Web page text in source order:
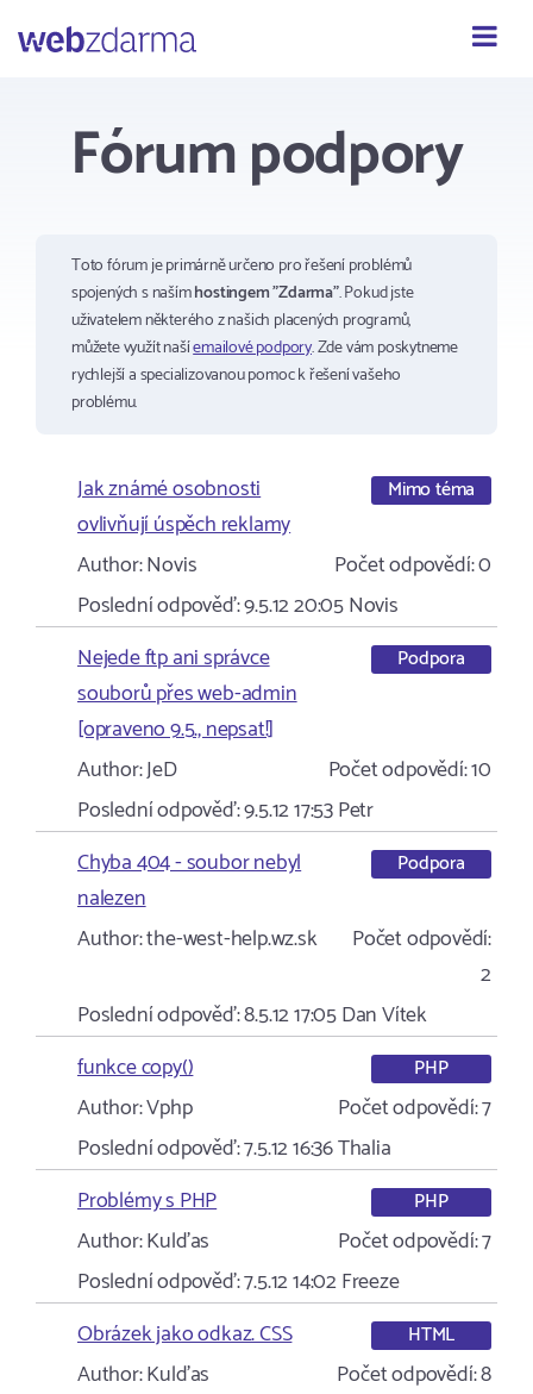
Fórum podpory
Toto fórum je primárně určeno pro řešení problémů
spojených s našímhostingem "Zdarma". Pokud jste
uživatelem některého z našich placených programů,
můžete využít našíemailové podpory. Zde vám poskytneme
rychlejší a specializovanou pomoc k řešení vašeho
problému.
Jak známé osobnosti
ovlivňují úspěch reklamy
Mimo téma
Author:Novis Počet odpovědí:0
Poslední odpověď:9.5.12 20:05Novis
Nejede ftp ani správce
souborů přes web-admin
[opraveno 9.5., nepsat!]
Podpora
Author:JeD Počet odpovědí:10
Poslední odpověď:9.5.12 17:53Petr
Chyba 404 - soubor nebyl
nalezen
Podpora
Author:the-west-help.wz.sk
Počet odpovědí:
2
Poslední odpověď:8.5.12 17:05Dan Vítek
funkce copy()
PHP
Author:Vphp Počet odpovědí:7
Poslední odpověď:7.5.12 16:36Thalia
Problémy s PHP
PHP
Author:Kulďas Počet odpovědí:7
Poslední odpověď:7.5.12 14:02Freeze
Obrázek jako odkaz. CSS
HTML
Author:Kulďas Počet odpovědí:8